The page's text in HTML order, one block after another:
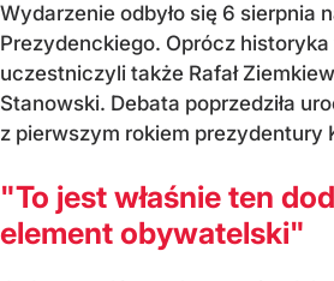
Wydarzenie odbyło się 6 sierpnia
Prezydenckiego. Oprócz
uczestniczyli także Rafał
Stanowski. Debata poprzedziła
z pierwszym rokiem prezydentury
"To jest właśnie ten
element obywatelski"